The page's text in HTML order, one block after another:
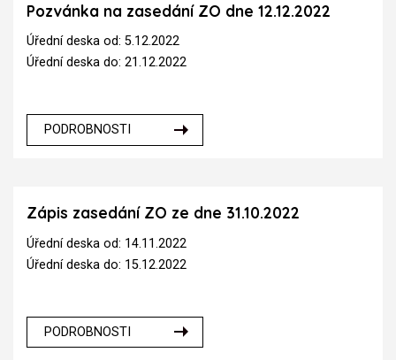
Pozvánka na zasedání ZO dne 12.12.2022
Úřední deska od: 5.12.2022
Úřední deska do: 21.12.2022
PODROBNOSTI
Zápis zasedání ZO ze dne 31.10.2022
Úřední deska od: 14.11.2022
Úřední deska do: 15.12.2022
PODROBNOSTI